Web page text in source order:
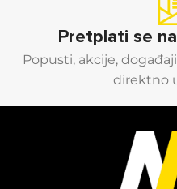
Pretplati se
Popusti, akcije,
direktno